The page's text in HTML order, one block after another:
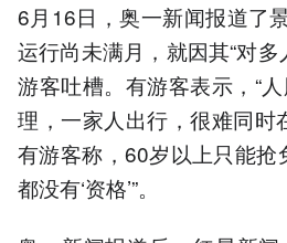
6月16日，奥一新闻报道了
运行尚未满月，就因其“对
游客吐槽。有游客表示，“
理，一家人出行，很难同时
有游客称，60岁以上只能抢
都没有‘资格’”。